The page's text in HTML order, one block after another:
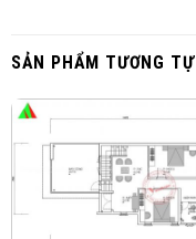
SẢN PHẨM TƯƠNG TỰ